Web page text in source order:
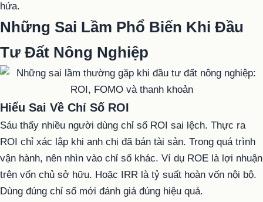
hứa.
Những Sai Lầm Phổ Biến Khi Đầu
Tư Đất Nông Nghiệp
Hiểu Sai Về Chỉ Số ROI
Sáu thấy nhiều người dùng chỉ số ROI sai lệch. Thực ra
ROI chỉ xác lập khi anh chị đã bán tài sản. Trong quá trình
vận hành, nên nhìn vào chỉ số khác. Ví dụ ROE là lợi nhuận
trên vốn chủ sở hữu. Hoặc IRR là tỷ suất hoàn vốn nội bộ.
Dùng đúng chỉ số mới đánh giá đúng hiệu quả.